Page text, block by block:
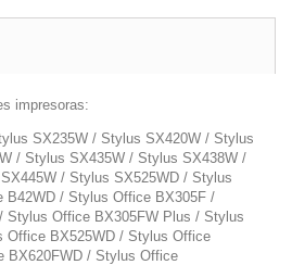
impresoras:
SX235W / Stylus SX420W / Stylus
/ Stylus SX435W / Stylus SX438W /
/ Stylus SX525WD / Stylus
B42WD / Stylus Office BX305F /
Stylus Office BX305FW Plus / Stylus
Office BX525WD / Stylus Office
BX620FWD / Stylus Office